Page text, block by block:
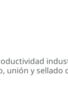
unión y sellado